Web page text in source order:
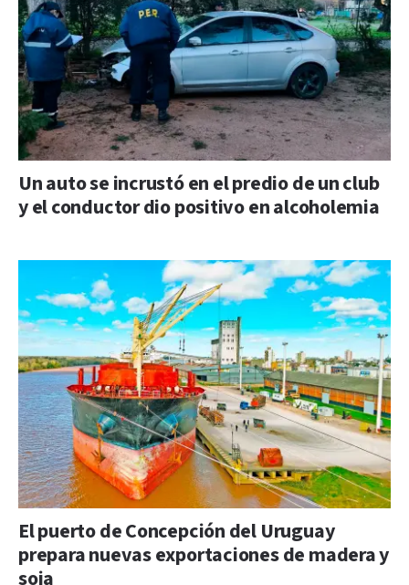
Un auto se incrustó en el predio de un club
y el conductor dio positivo en alcoholemia
El puerto de Concepción del Uruguay
prepara nuevas exportaciones de madera y
soja